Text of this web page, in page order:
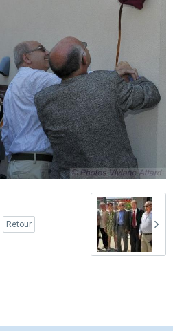
Retour